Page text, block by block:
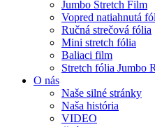
Jumbo Stretch Film
Vopred natiahnutá
Ručná strečová fólia
Mini stretch fólia
Baliaci film
Stretch fólia Jumbo
O nás
Naše silné stránky
Naša história
VIDEO